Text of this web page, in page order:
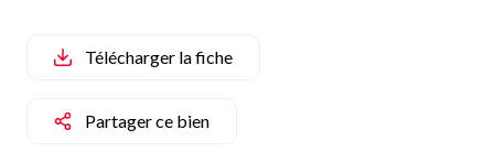
vendus
Télécharger la fiche
Partager ce bien